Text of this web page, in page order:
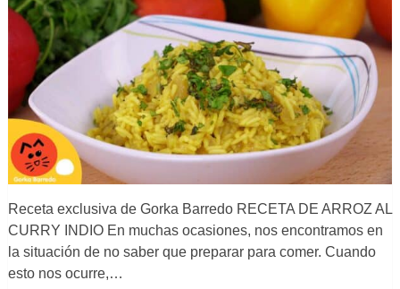
Receta exclusiva de Gorka Barredo RECETA DE ARROZ AL
CURRY INDIO En muchas ocasiones, nos encontramos en
la situación de no saber que preparar para comer. Cuando
esto nos ocurre,…